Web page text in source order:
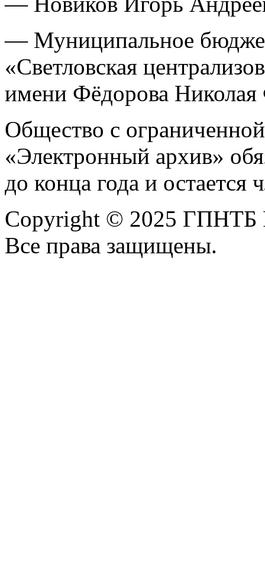
— Муниципальное
«Светловская
имени Фёдорова
Общество с
«Электронный архив»
до конца года и
Copyright © 2025 ГПНТБ
Все права защищены.